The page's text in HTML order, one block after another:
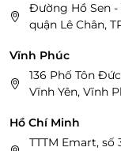
Đường Hồ Sen -
quận Lê Chân,
Vĩnh Phúc
136 Phố Tôn
Vĩnh Yên, Vĩnh
Hồ Chí Minh
TTTM Emart, số